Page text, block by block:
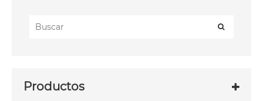
Productos